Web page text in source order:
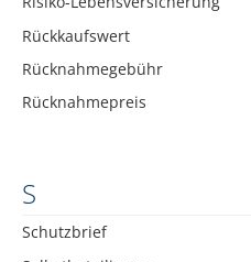
Rückkaufswert
Rücknahmegebühr
Rücknahmepreis
S
Schutzbrief